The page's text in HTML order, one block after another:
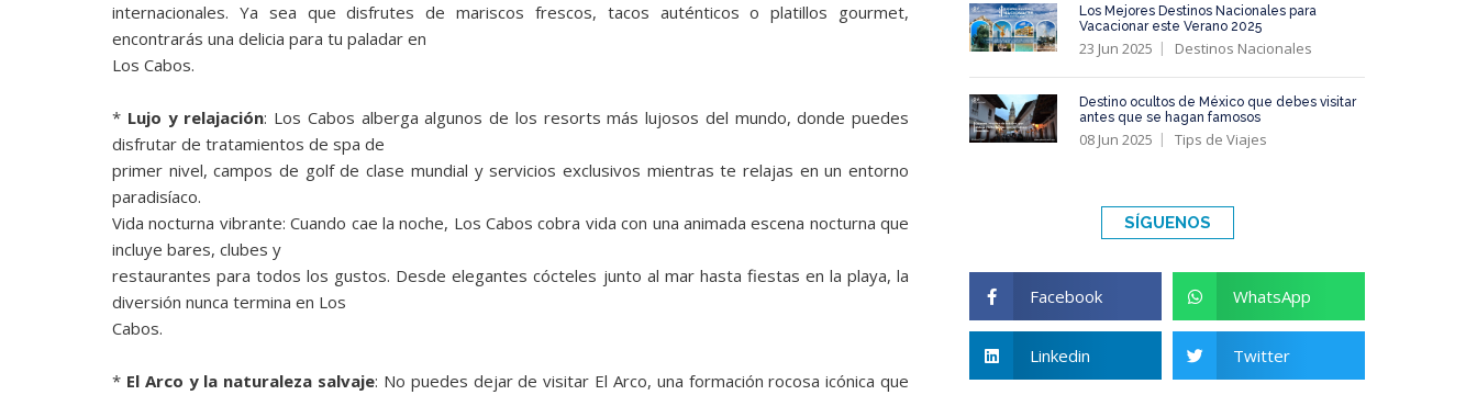
internacionales. Ya sea que disfrutes de mariscos frescos, tacos auténticos o platillos gourmet,
encontrarás una delicia para tu paladar en
Los Cabos.
* Lujo y relajación: Los Cabos alberga algunos de los resorts más lujosos del mundo, donde puedes
disfrutar de tratamientos de spa de
primer nivel, campos de golf de clase mundial y servicios exclusivos mientras te relajas en un entorno
paradisíaco.
Vida nocturna vibrante: Cuando cae la noche, Los Cabos cobra vida con una animada escena nocturna que
incluye bares, clubes y
restaurantes para todos los gustos. Desde elegantes cócteles junto al mar hasta fiestas en la playa, la
diversión nunca termina en Los
Cabos.
* El Arco y la naturaleza salvaje: No puedes dejar de visitar El Arco, una formación rocosa icónica que
Los Mejores Destinos Nacionales para
Vacacionar este Verano 2025
23 Jun 2025 Destinos Nacionales
Destino ocultos de México que debes visitar
antes que se hagan famosos
08 Jun 2025 Tips de Viajes
SÍGUENOS
Facebook WhatsApp
Linkedin Twitter